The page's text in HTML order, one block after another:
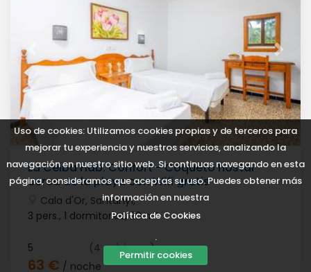
Uso de cookies: Utilizamos cookies propias y de terceros para
mejorar tu experiencia y nuestros servicios, analizando la
navegación en nuestro sitio web. Si continuas navegando en esta
página, consideramos que aceptas su uso. Puedes obtener más
información en nuestra
Política de Cookies
.
Permitir cookies
La Ceiba Hab. Confort - Coqueto hostal
cerca de la playa con Wifi gratis
Cala d'Or, Santanyí,
3 pers., 1 dormitorios,20 m²
5 (4 opiniones)
63 € / noche